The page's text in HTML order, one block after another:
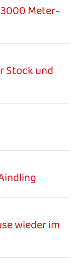
Meter-
Stock und
wieder im